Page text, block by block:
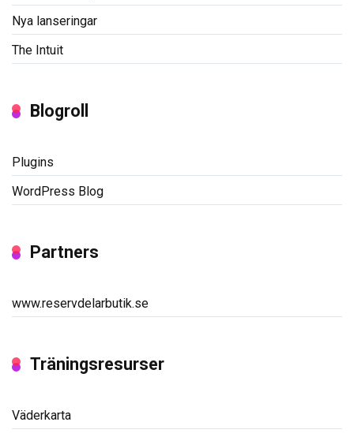
Nya lanseringar
The Intuit
Blogroll
Plugins
WordPress Blog
Partners
www.reservdelarbutik.se
Träningsresurser
Väderkarta